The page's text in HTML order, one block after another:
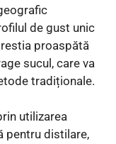
de gust unic
proaspătă
sucul, care va
tradiționale.
utilizarea
pentru distilare,